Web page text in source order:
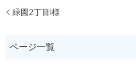
緑園2丁目I様